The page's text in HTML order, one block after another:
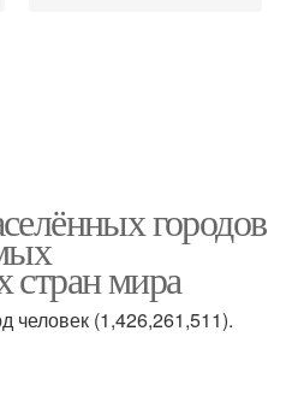
городов
стран мира
(1,426,261,511).